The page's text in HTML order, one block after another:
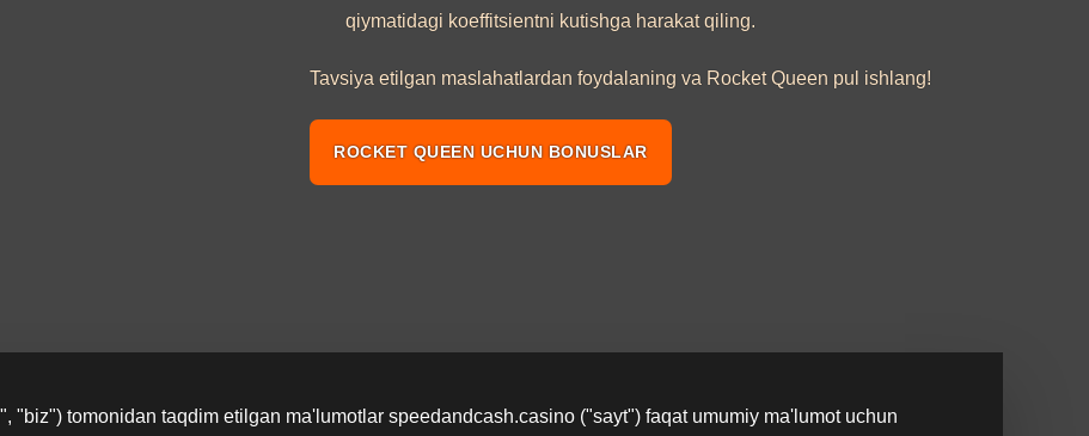
qiymatidagi koeffitsientni kutishga harakat qiling.
Tavsiya etilgan maslahatlardan foydalaning va Rocket Queen pul ishlang!
ROCKET QUEEN UCHUN BONUSLAR
"biz") tomonidan taqdim etilgan ma'lumotlar speedandcash.casino ("sayt") faqat umumiy ma'lumot uchun